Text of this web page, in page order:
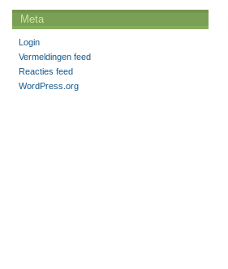
Meta
Login
Vermeldingen feed
Reacties feed
WordPress.org